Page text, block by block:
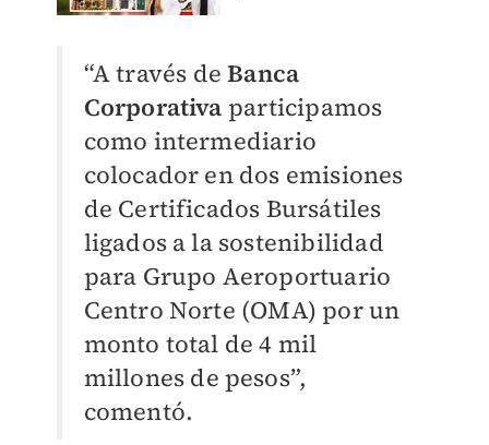
“A través de Banca
Corporativa participamos
como intermediario
colocador en dos emisiones
de Certificados Bursátiles
ligados a la sostenibilidad
para Grupo Aeroportuario
Centro Norte (OMA) por un
monto total de 4 mil
millones de pesos”,
comentó.